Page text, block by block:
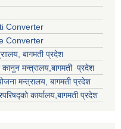
Converter
Converter
बागमती प्रदेश
कानुन मन्त्रालय,बागमती प्रदेश
मन्त्रालय, बागमती प्रदेश
कार्यालय,बागमती प्रदेश